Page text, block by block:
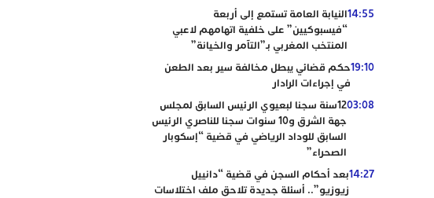
14:55النيابة العامة تستمع إلى أربعة
“فيسبوكيين” على خلفية اتهامهم لاعبي
المنتخب المغربي بـ”التآمر والخيانة”
19:10حكم قضائي يبطل مخالفة سير بعد الطعن
في إجراءات الرادار
03:08
12سنة سجنا لبعيوي الرئيس السابق لمجلس
جهة الشرق و10 سنوات سجنا للناصري الرئيس
السابق للوداد الرياضي في قضية “إسكوبار
الصحراء”
14:27بعد أحكام السجن في قضية “دانييل
زيوزيو”.. أسئلة جديدة تلاحق ملف اختلاسات